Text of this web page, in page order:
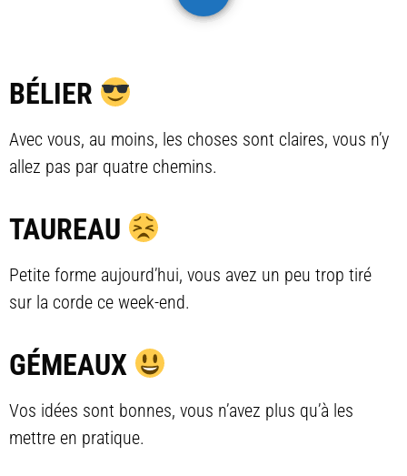
BÉLIER
Avec vous, au moins, les choses sont claires, vous n’y
allez pas par quatre chemins.
TAUREAU
Petite forme aujourd’hui, vous avez un peu trop tiré
sur la corde ce week-end.
GÉMEAUX
Vos idées sont bonnes, vous n’avez plus qu’à les
mettre en pratique.